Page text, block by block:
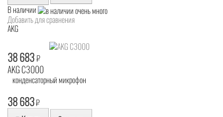
В наличии
Добавить для сравнения
AKG
38 683₽
AKG C3000
конденсаторный микрофон
38 683₽